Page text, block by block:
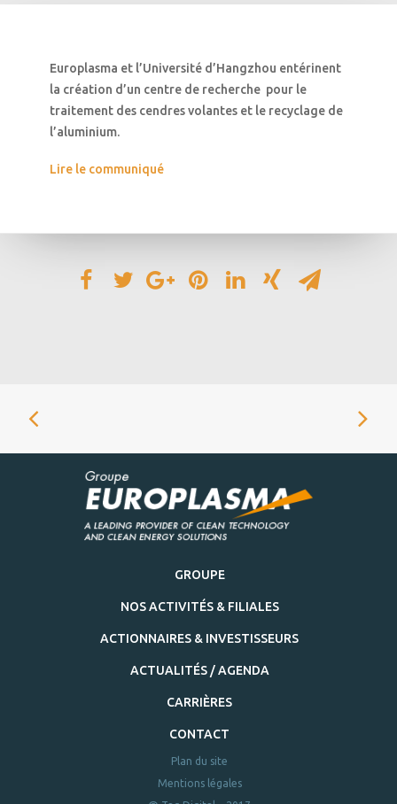
Europlasma et l’Université d’Hangzhou entérinent
la création d’un centre de recherche pour le
traitement des cendres volantes et le recyclage de
l’aluminium.
Lire le communiqué
GROUPE
NOS ACTIVITÉS & FILIALES
ACTIONNAIRES & INVESTISSEURS
ACTUALITÉS / AGENDA
CARRIÈRES
CONTACT
Plan du site
Mentions légales